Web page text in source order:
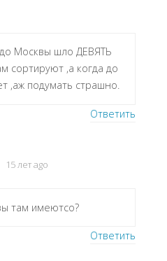
Москвы шло ДЕВЯТЬ
сортируют ,а когда до
,аж подумать страшно.
Ответить
15 лет ago
там имеютсо?
Ответить